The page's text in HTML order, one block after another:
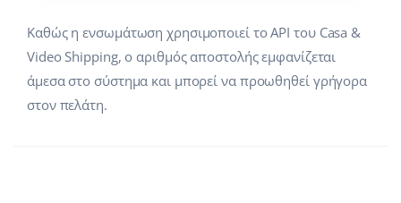
Καθώς η ενσωμάτωση χρησιμοποιεί το API του Casa &
Video Shipping, ο αριθμός αποστολής εμφανίζεται
άμεσα στο σύστημα και μπορεί να προωθηθεί γρήγορα
στον πελάτη.